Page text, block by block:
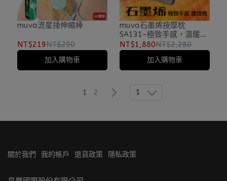
muva流星捶伸縮棒
NT$219NT$290
加入購物車
muva石墨烯按摩枕
SA131~極致手感，溫暖放
鬆
NT$1,880NT$2,280
加入購物車
1 2 1
關於我們 我的帳戶 退貨政策 隱私政策